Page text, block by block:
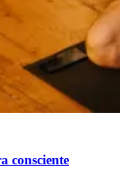
consciente